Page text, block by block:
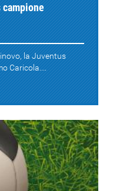
la Juventus
Caricola....